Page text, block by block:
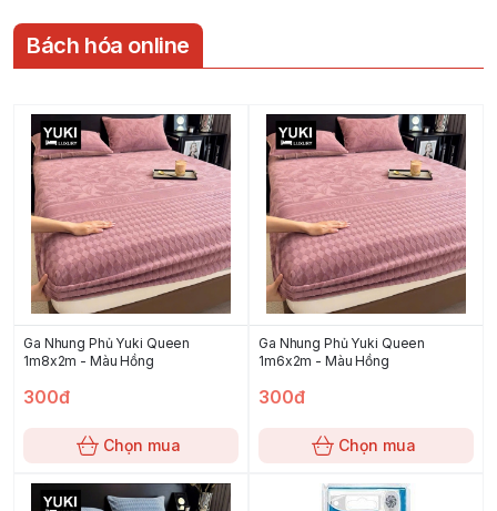
Bách hóa online
Ga Nhung Phủ Yuki Queen
1m8x2m - Màu Hồng
300đ
Chọn mua
Ga Nhung Phủ Yuki Queen
1m6x2m - Màu Hồng
300đ
Chọn mua